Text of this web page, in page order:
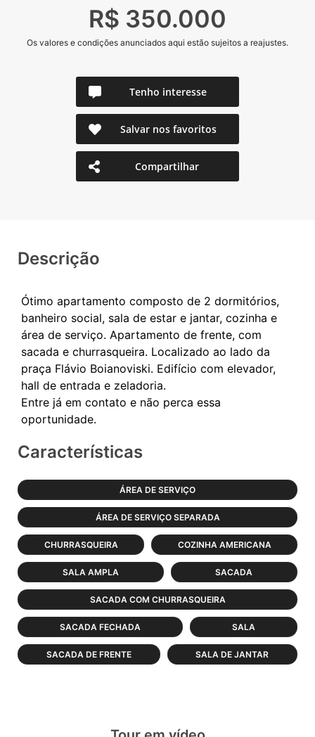
R$ 350.000
Os valores e condições anunciados aqui estão sujeitos a reajustes.
Tenho interesse
Salvar nos favoritos
Compartilhar
Descrição
Ótimo apartamento composto de 2 dormitórios,
banheiro social, sala de estar e jantar, cozinha e
área de serviço. Apartamento de frente, com
sacada e churrasqueira. Localizado ao lado da
praça Flávio Boianoviski. Edifício com elevador,
hall de entrada e zeladoria.
Entre já em contato e não perca essa
Características
ÁREA DE SERVIÇO
ÁREA DE SERVIÇO SEPARADA
CHURRASQUEIRA COZINHA AMERICANA
SALA AMPLA SACADA
SACADA COM CHURRASQUEIRA
SACADA FECHADA SALA
SACADA DE FRENTE SALA DE JANTAR